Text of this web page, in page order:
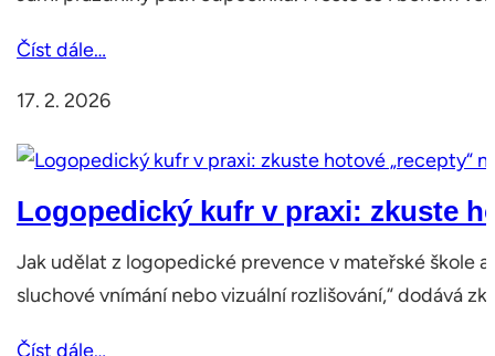
Číst dále…
17. 2. 2026
Logopedický kufr v praxi: zkuste
Jak udělat z logopedické prevence v mateřské škole
sluchové vnímání nebo vizuální rozlišování,“ dodává
Číst dále…